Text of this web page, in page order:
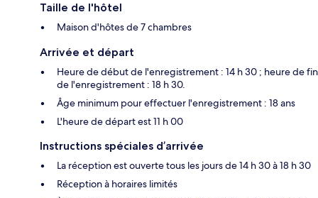
Taille de l'hôtel
Maison d'hôtes de 7 chambres
Arrivée et départ
Heure de début de l'enregistrement : 14 h 30 ; heure de fin
de l'enregistrement : 18 h 30.
Âge minimum pour effectuer l'enregistrement : 18 ans
L'heure de départ est 11 h 00
Instructions spéciales d’arrivée
La réception est ouverte tous les jours de 14 h 30 à 18 h 30
Réception à horaires limités